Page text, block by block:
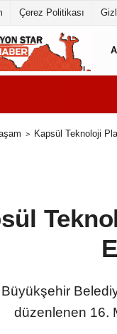
Çerez Politikası
Kapsül Teknoloji
düzenlenen 16.